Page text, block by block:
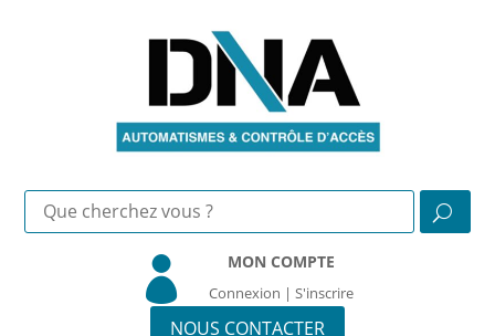
 MON COMPTE
Connexion | S'inscrire
NOUS CONTACTER